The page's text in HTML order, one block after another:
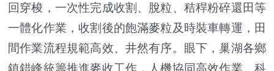
回穿梭，一次性完成收割、脫粒、秸稈粉碎還田等
一體化作業，收割後的飽滿麥粒及時裝車轉運，田
間作業流程規範高效、井然有序。眼下，巢湖各鄉
鎮錯峰統籌推進麥收工作，人機協同高效作業、科